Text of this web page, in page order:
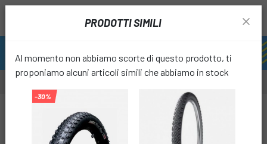
PRODOTTI SIMILI
Al momento non abbiamo scorte di questo prodotto, ti
proponiamo alcuni articoli simili che abbiamo in stock
-30%